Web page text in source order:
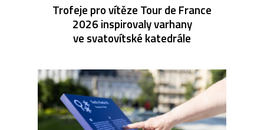
Trofeje pro vítěze Tour de France
2026 inspirovaly varhany
ve svatovítské katedrále